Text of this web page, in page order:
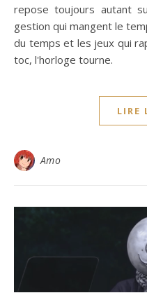
repose toujours autant
gestion qui mangent le
du temps et les jeux qui
toc, l'horloge tourne.
LIRE
Amo